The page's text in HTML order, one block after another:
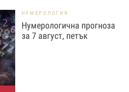
НУМЕРОЛОГИЯ
Нумерологична прогноза
за 7 август, петък